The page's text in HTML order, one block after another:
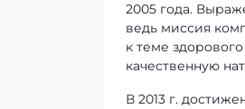
2005 года.
ведь миссия
к теме
качественную
В 2013 г.